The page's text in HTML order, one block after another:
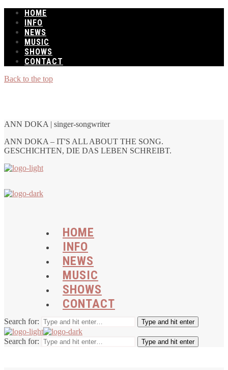
HOME
INFO
NEWS
MUSIC
SHOWS
CONTACT
Back to the top
ANN DOKA | singer-songwriter
ANN DOKA – IT'S ALL ABOUT THE SONG.
GESCHICHTEN, DIE DAS LEBEN SCHREIBT.
HOME
INFO
NEWS
MUSIC
SHOWS
CONTACT
Search for: Type and hit enter
Search for: Type and hit enter